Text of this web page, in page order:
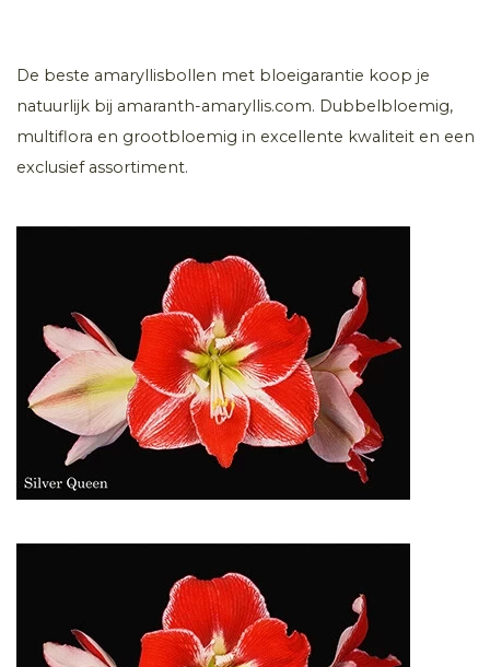
De beste amaryllisbollen met bloeigarantie koop je
natuurlijk bij amaranth-amaryllis.com. Dubbelbloemig,
multiflora en grootbloemig in excellente kwaliteit en een
exclusief assortiment.